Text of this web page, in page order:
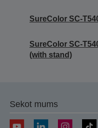
SureColor SC-
SureColor SC-
(with stand)
Sekot mums